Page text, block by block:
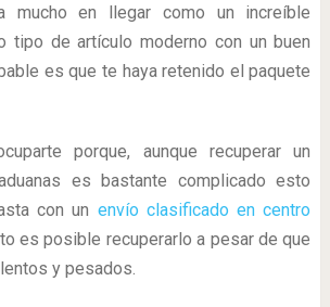
mucho en llegar como un increíble
tipo de artículo moderno con un buen
es que te haya retenido el paquete
porque, aunque recuperar un
es bastante complicado esto
con un envío clasificado en centro
es posible recuperarlo a pesar de que
y pesados.